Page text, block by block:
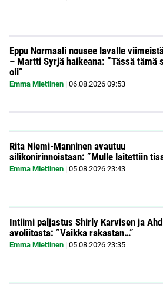
Eppu Normaali nousee lavalle
– Martti Syrjä haikeana: ”Tässä tämä
oli”
Emma Miettinen | 06.08.2026 09:53
Rita Niemi-Manninen avautuu
silikonirinnoistaan: ”Mulle laitettiin
Emma Miettinen | 05.08.2026 23:43
Intiimi paljastus Shirly Karvisen ja
avoliitosta: ”Vaikka rakastan…”
Emma Miettinen | 05.08.2026 23:35